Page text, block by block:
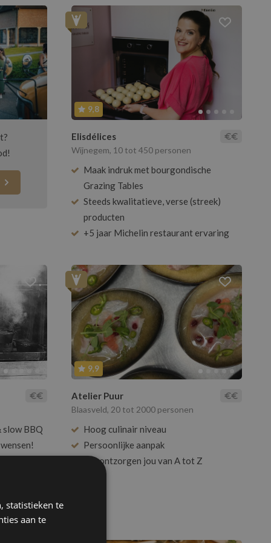
9,8
Elisdélices
Wijnegem, 10 tot 450 personen
Maak indruk met bourgondische
Grazing Tables
Steeds kwalitatieve, verse (streek)
producten
+5 jaar Michelin restaurant ervaring
slow BBQ
9,9
Atelier Puur
Blaasveld, 20 tot 2000 personen
Hoog culinair niveau
Persoonlijke aanpak
Wij ontzorgen jou van A tot Z
statistieken te
aan te